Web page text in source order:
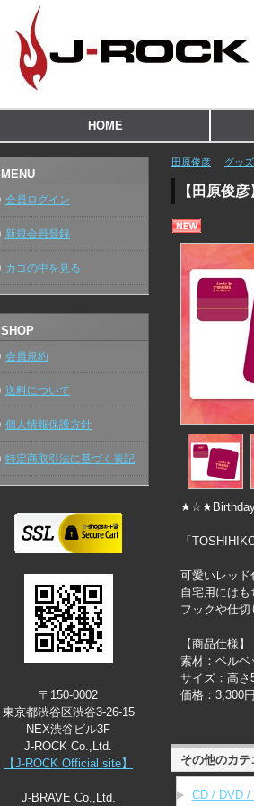
HOME
田原俊彦 グッズ
【田原俊
★☆★Birthday
「
可愛いレッド
自宅用には
フックや仕切
【商品仕様】
素材：ベルベ
サイズ：高
価格：3,300
その他のカテ
CD / DVD /
MENU
会員ログイン
新規会員登録
カゴの中を見る
SHOP
会員規約
送料について
個人情報保護方針
特定商取引法に基づく表記
〒150-0002
東京都渋谷区渋谷3-26-15
NEX渋谷ビル3F
J-ROCK Co.,Ltd.
【J-ROCK Official site】
J-BRAVE Co.,Ltd.